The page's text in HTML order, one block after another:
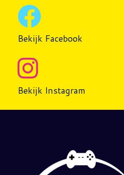
Bekijk Facebook
Bekijk Instagram